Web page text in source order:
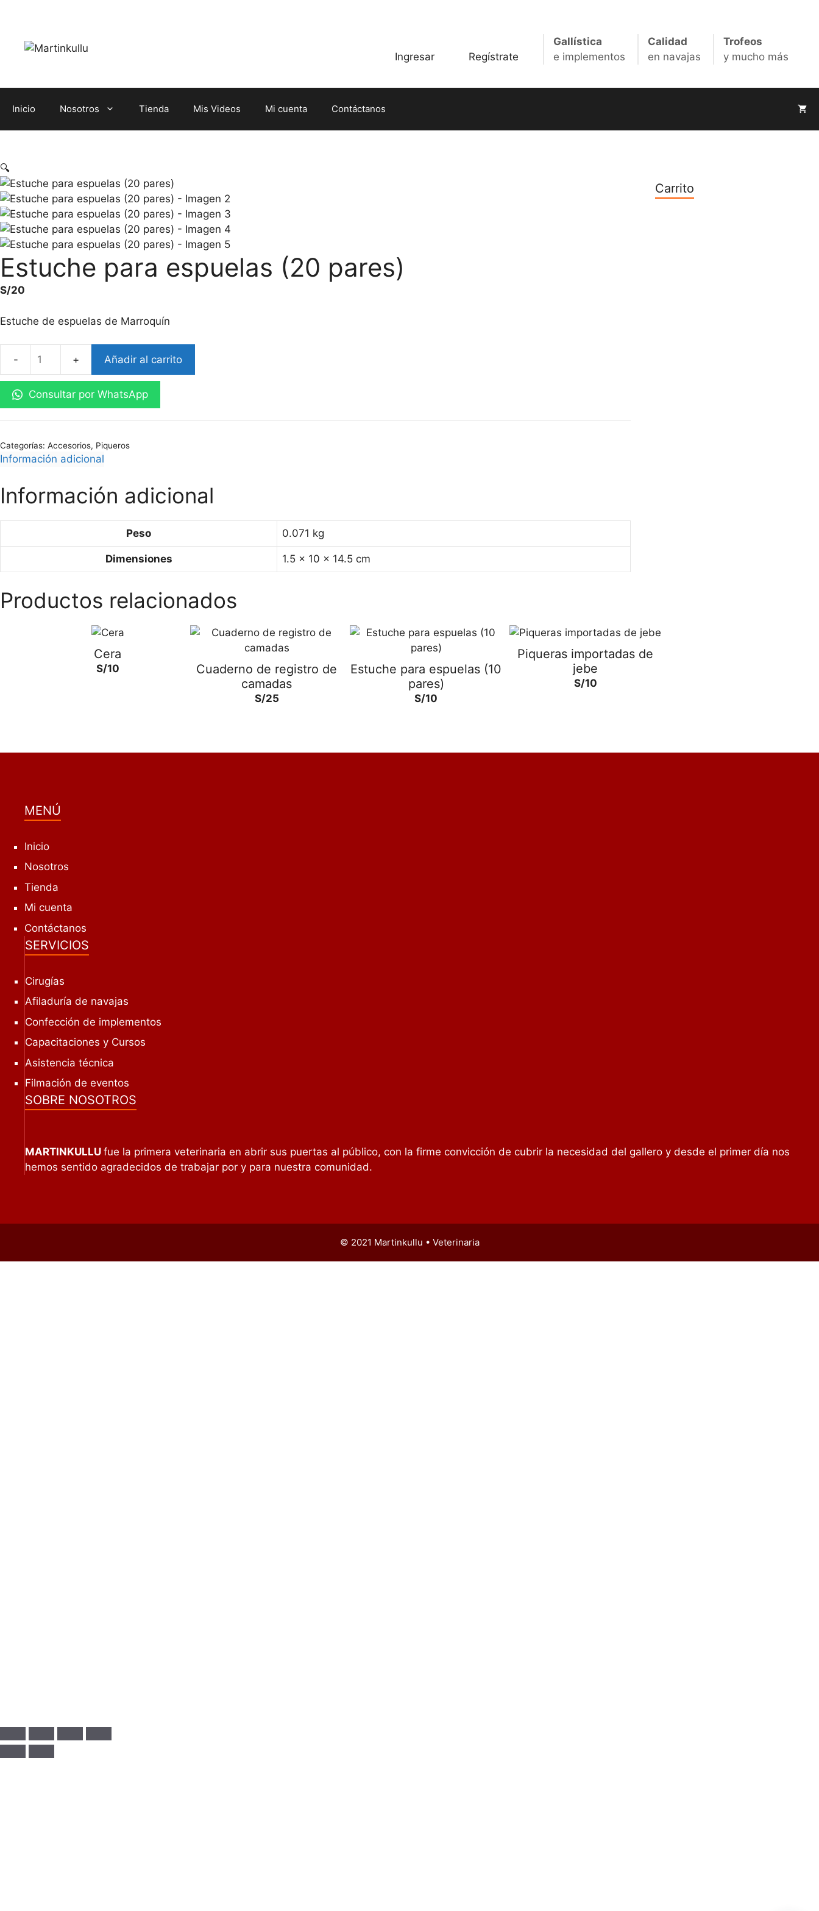
Ingresar
Regístrate
Gallística
e implementos
Calidad
en navajas
Trofeos
y mucho más
Inicio Nosotros Tienda Mis Videos Mi cuenta Contáctanos
🔍
Estuche para espuelas (20 pares)
S/20
Estuche de espuelas de Marroquín
para
espuelas
(20
cantidad
Añadir al carrito
Consultar por WhatsApp
Categorías: Accesorios, Piqueros
Información adicional
Información adicional
Peso 0.071 kg
Dimensiones 1.5 × 10 × 14.5 cm
Productos relacionados
Cera
S/10
Cuaderno de registro de
camadas
S/25
Estuche para espuelas (10
pares)
S/10
Piqueras importadas de
jebe
S/10
Carrito
MENÚ
Inicio
Nosotros
Tienda
Mi cuenta
Contáctanos
SERVICIOS
Cirugías
Afiladuría de navajas
Confección de implementos
Capacitaciones y Cursos
Asistencia técnica
Filmación de eventos
SOBRE NOSOTROS
MARTINKULLU fue la primera veterinaria en abrir sus puertas al público, con la firme convicción de cubrir la necesidad del gallero y desde el primer día nos
hemos sentido agradecidos de trabajar por y para nuestra comunidad.
© 2021 Martinkullu • Veterinaria
cantidad